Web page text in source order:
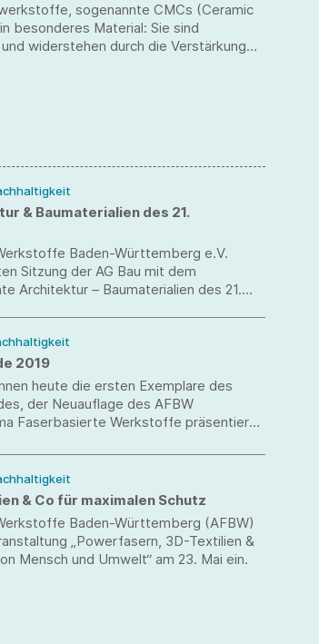
sogenannte CMCs (Ceramic
besonderes Material: Sie sind
widerstehen durch die Verstärkung
& Baumaterialien des 21.
Baden-Württemberg e.V.
Sitzung der AG Bau mit dem
Architektur – Baumaterialien des 21.
2019
heute die ersten Exemplare des
der Neuauflage des AFBW
Faserbasierte Werkstoffe präsentieren
& Co für maximalen Schutz
Baden-Württemberg (AFBW)
„Powerfasern, 3D-Textilien &
Mensch und Umwelt“ am 23. Mai ein.